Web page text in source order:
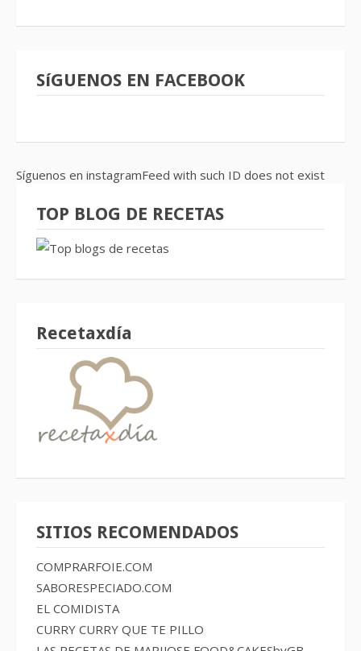
SíGUENOS EN FACEBOOK
Síguenos en instagramFeed with such ID does not exist
TOP BLOG DE RECETAS
Recetaxdía
SITIOS RECOMENDADOS
COMPRARFOIE.COM
SABORESPECIADO.COM
EL COMIDISTA
CURRY CURRY QUE TE PILLO